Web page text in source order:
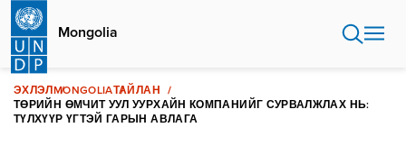
Skip
main
content
Mongolia
ЭХЛЭЛ MONGOLIAТАЙЛАН
ТӨРИЙН ӨМЧИТ УУЛ УУРХАЙН КОМПАНИЙГ СУРВАЛЖЛАХ НЬ:
ТҮЛХҮҮР ҮГТЭЙ ГАРЫН АВЛАГА